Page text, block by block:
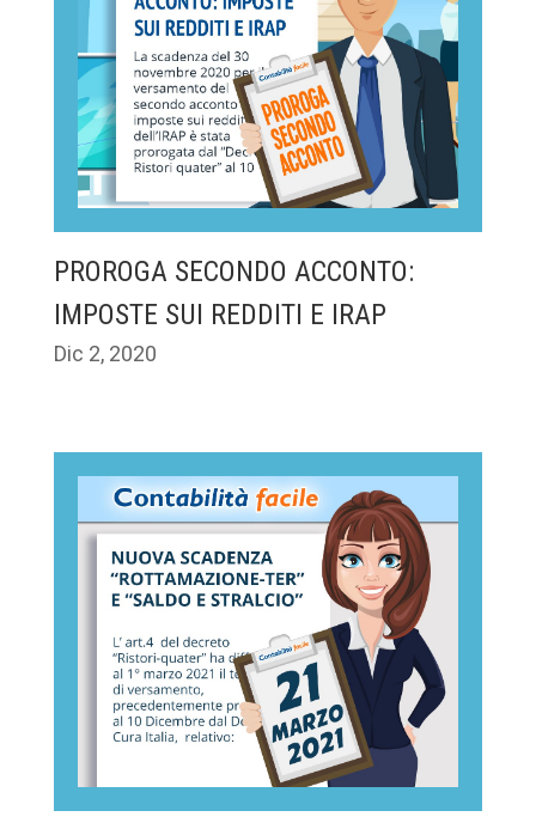
PROROGA SECONDO ACCONTO:
IMPOSTE SUI REDDITI E IRAP
Dic 2, 2020